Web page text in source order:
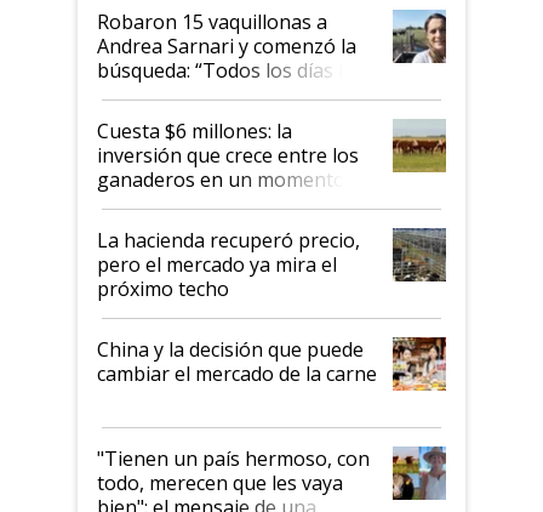
Robaron 15 vaquillonas a
Andrea Sarnari y comenzó la
búsqueda: “Todos los días le
toca a algún productor”
Cuesta $6 millones: la
inversión que crece entre los
ganaderos en un momento
histórico para la actividad
La hacienda recuperó precio,
pero el mercado ya mira el
próximo techo
China y la decisión que puede
cambiar el mercado de la carne
"Tienen un país hermoso, con
todo, merecen que les vaya